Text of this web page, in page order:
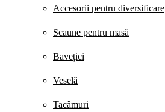
Accesorii pentru diversificare
Scaune pentru masă
Bavețici
Veselă
Tacâmuri